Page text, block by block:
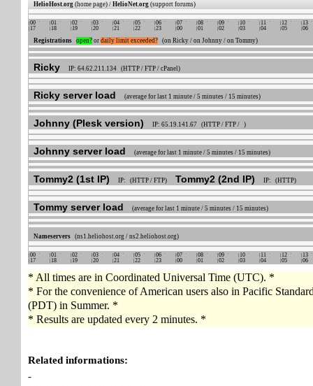
HelioHost.org (home page) / HelioNet.org (support forums)
Registrations open? or daily limit exceeded? (on Ricky / on Johnny / on Tommy)
Ricky IP: 64.62.211.134 (HTTP / FTP / cPanel)
Ricky server load (average for last 1 minute / 5 minutes / 15 minutes)
Johnny (Plesk version) IP: 65.19.141.67 (HTTP / FTP / )
Johnny server load (average for last 1 minute / 5 minutes / 15 minutes)
Tommy2 (1st IP) IP: (HTTP / FTP) Tommy2 (2nd IP) IP: (HTTP)
Tommy server load (average for last 1 minute / 5 minutes / 15 minutes)
Nameservers (ns1.heliohost.org / ns2.heliohost.org)
00 01 02 03 04 05 06 07 08 09 10 11 12
13
17
18 19 20 21 22 23 00 01 02 03 04 05 06
00 01 02 03 04 05 06 07 08 09 10 11 12
13
17
18 19 20 21 22 23 00 01 02 03 04 05 06
* All times are in Coordinated Universal Time (UTC). *
* For the convenience of American users also in Pacific
(PDT) in Summer. *
* Results are updated every 2 minutes. *
Related informations:
-